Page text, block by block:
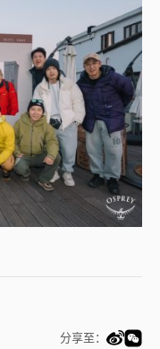
分享至：